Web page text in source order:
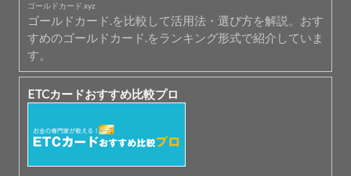
ゴールドカード.xyz
ゴールドカード.を比較して活用法・選び方を解説。おす
すめのゴールドカード.をランキング形式で紹介していま
す。
ETCカードおすすめ比較プロ